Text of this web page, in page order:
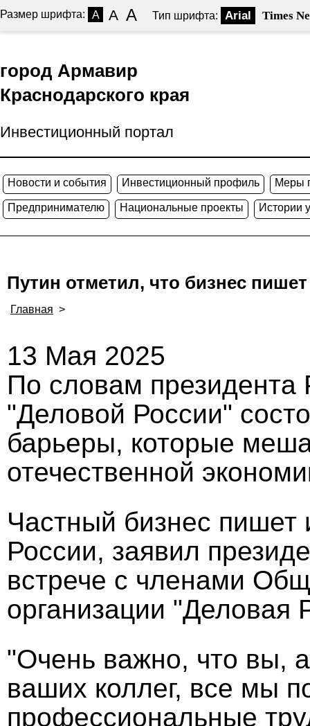
Размер шрифта: A A A Тип шрифта: Arial Times
город Армавир
Краснодарского края
Инвестиционный портал
Новости и события Инвестиционный профиль Меры
Предпринимателю Национальные проекты Истории
Путин отметил, что бизнес
Главная >
13 Мая 2025
По словам
"Деловой России"
барьеры, которые
отечественной
Частный бизнес пишет
России, заявил
встрече с членами
организации "Деловая
"Очень важно, что вы,
ваших коллег, все мы
профессиональные